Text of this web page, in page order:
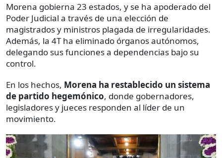
Morena gobierna 23 estados, y se ha apoderado del
Poder Judicial a través de una elección de
magistrados y ministros plagada de irregularidades.
Además, la 4T ha eliminado órganos autónomos,
delegando sus funciones a dependencias bajo su
control.
En los hechos, Morena ha restablecido un sistema
de partido hegemónico, donde gobernadores,
legisladores y jueces responden al líder de un
movimiento.